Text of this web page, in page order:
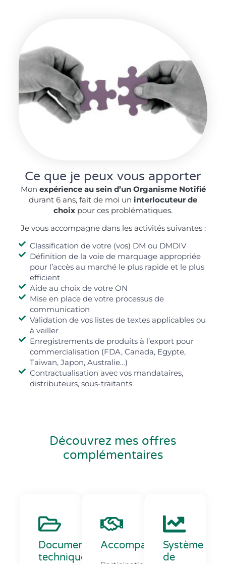
Ce que je peux vous apporter
Mon expérience au sein d’un Organisme Notifié
durant 6 ans, fait de moi un interlocuteur de
choix pour ces problématiques.
Je vous accompagne dans les activités suivantes :
Classification de votre (vos) DM ou DMDIV
Définition de la voie de marquage appropriée
pour l’accès au marché le plus rapide et le plus
efficient
Aide au choix de votre ON
Mise en place de votre processus de
communication
Validation de vos listes de textes applicables ou
à veiller
Enregistrements de produits à l’export pour
commercialisation (FDA, Canada, Egypte,
Taiwan, Japon, Australie…)
Contractualisation avec vos mandataires,
distributeurs, sous-traitants
Découvrez mes offres
complémentaires
Documentation
technique
Accompagnement
Système
de